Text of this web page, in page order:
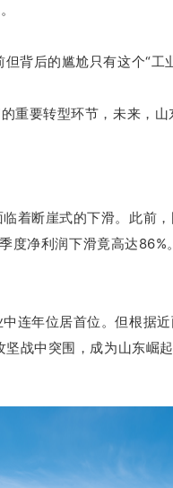
背后的尴尬只有这个“工
重要转型环节，未来，
着断崖式的下滑。 此前
净利润下滑竟高达86%。
连年位居首位。但根据
战中突围，成为山东崛起